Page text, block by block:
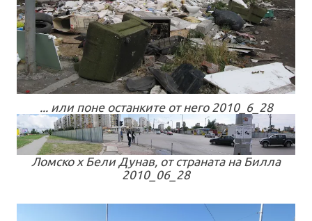
... или поне останките от него 2010_6_28
Ломско х Бели Дунав, от страната на Билла
2010_06_28